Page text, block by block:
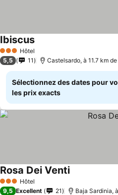
3 ÉtoilesHôtel
Ibiscus
5,5 11 Castelsardo, à 11.7 km
Sélectionnez des dates pour
les prix exacts
3 ÉtoilesHôtel
Rosa Dei Venti
9,5 Excellent 21 Baja Sardinia,